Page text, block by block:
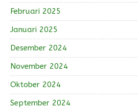
Februari 2025
Januari 2025
Desember 2024
November 2024
Oktober 2024
September 2024